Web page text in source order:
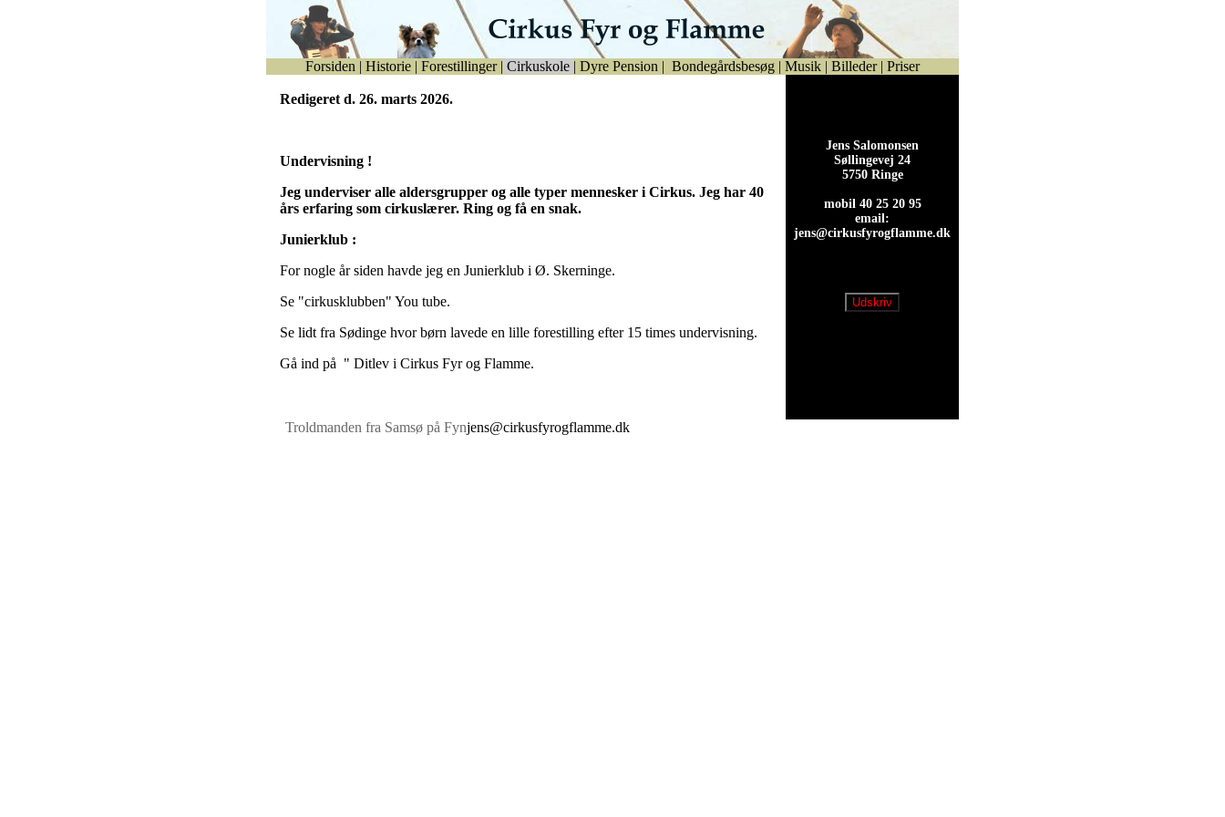
Forsiden | Historie | Forestillinger | Cirkuskole | Dyre Pension | Bondegårdsbesøg | Musik | Billeder | Priser
Redigeret d. 26. marts 2026.
Undervisning !
Jeg underviser alle aldersgrupper og alle typer mennesker i Cirkus. Jeg har 40
års erfaring som cirkuslærer. Ring og få en snak.
Junierklub :
For nogle år siden havde jeg en Junierklub i Ø. Skerninge.
Se "cirkusklubben" You tube.
Se lidt fra Sødinge hvor børn lavede en lille forestilling efter 15 times undervisning.
Gå ind på " Ditlev i Cirkus Fyr og Flamme.
Jens Salomonsen
Søllingevej 24
5750 Ringe
mobil 40 25 20 95
email:
jens@cirkusfyrogflamme.dk
Troldmanden fra Samsø på Fynjens@cirkusfyrogflamme.dk